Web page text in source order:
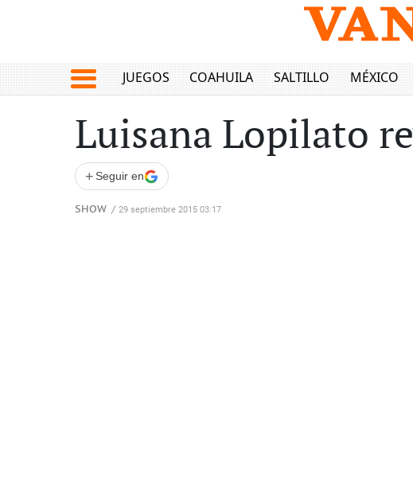
JUEGOS COAHUILA SALTILLO MÉXICO
Luisana Lopilato
+ Seguir en
SHOW / 29 septiembre 2015 03:17